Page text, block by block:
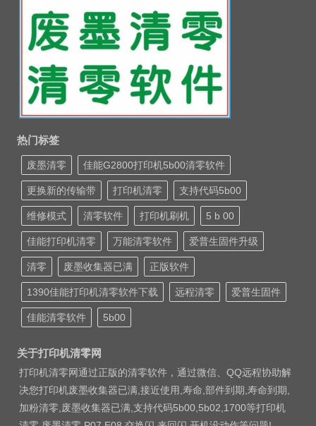
热门标签
废墨清零 佳能G2800打印机5b00清零软件
更换新的传输带 打印机清零 支持代码5b00
维修模式 清零软件 打印机刷机 5 b 00
佳能打印机清零 万能清零软件 爱普生固件升级
清零 废墨收集器已满 正版软件
1390佳能打印机清零软件下载 远程清零 爱普生固件
佳能清零软件 5b00
关于打印机清零网
打印机清零网通过正版的清零软件，通过微信、QQ远程协助解
决您打印机废墨收集器已满,接近使用,寿命,部件到期,寿命到期,
加粉清零,废墨收集器已满,支持代码5b00,5b02,1700等打印机